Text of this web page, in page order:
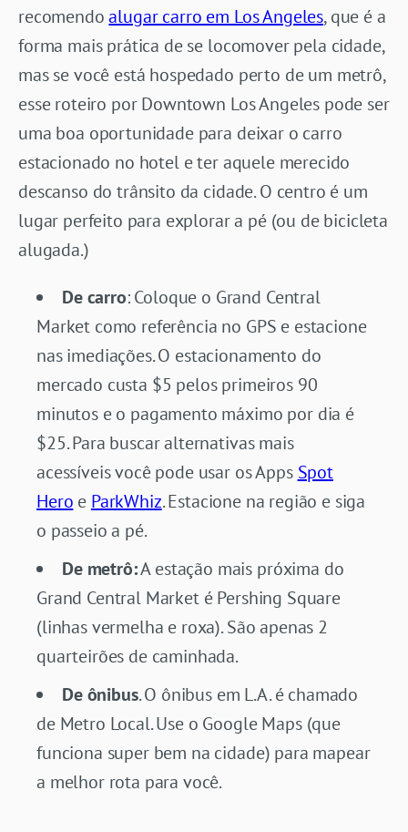
recomendoalugar carro em Los Angeles, que é a
forma mais prática de se locomover pela cidade,
mas se você está hospedado perto de um metrô,
esse roteiro por Downtown Los Angeles pode ser
uma boa oportunidade para deixar o carro
estacionado no hotel e ter aquele merecido
descanso do trânsito da cidade. O centro é um
lugar perfeito para explorar a pé (ou de bicicleta
alugada.)
De carro: Coloque o Grand Central
Market como referência no GPS e estacione
nas imediações. O estacionamento do
mercado custa $5 pelos primeiros 90
minutos e o pagamento máximo por dia é
$25. Para buscar alternativas mais
acessíveis você pode usar os Apps Spot
Hero e ParkWhiz. Estacione na região e siga
o passeio a pé.
De metrô:A estação mais próxima do
Grand Central Market é Pershing Square
(linhas vermelha e roxa). São apenas 2
quarteirões de caminhada.
De ônibus. O ônibus em L.A. é chamado
de Metro Local. Use o Google Maps (que
funciona super bem na cidade) para mapear
a melhor rota para você.